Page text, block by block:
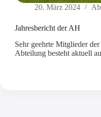
20. März 2024
Jahresbericht der AH
Sehr geehrte Mitglieder
Abteilung besteht aktuell